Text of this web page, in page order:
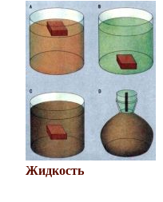
Жидкость